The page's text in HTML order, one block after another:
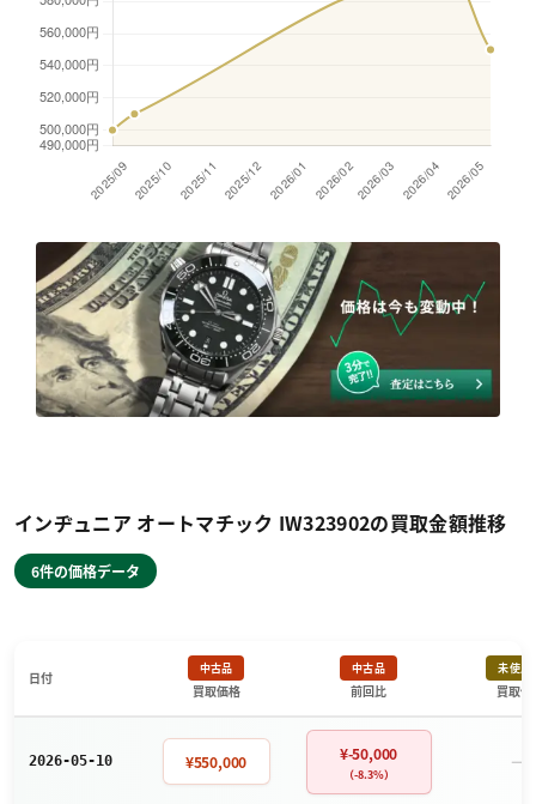
インヂュニア オートマチック IW323902の買取金額推移
6件の価格データ
日付
中古品
買取価格
中古品
前回比
未使用
買取価
2026-05-10 ¥550,000 ¥-50,000
（-8.3%） －